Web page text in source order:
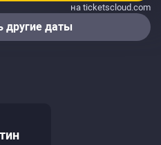
на ticketscloud.com
другие даты